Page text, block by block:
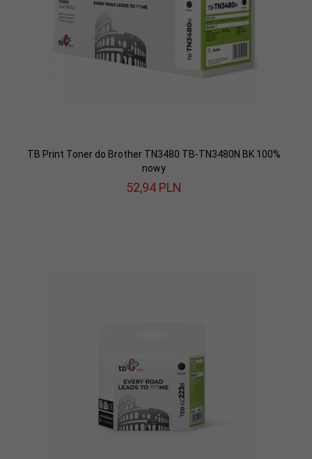
TB Print Toner do Brother TN3480 TB-TN3480N BK 100%
nowy
52,94 PLN